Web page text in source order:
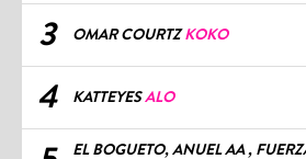
3 OMAR COURTZKOKO
4 KATTEYESALO
EL BOGUETO, ANUEL AA ,